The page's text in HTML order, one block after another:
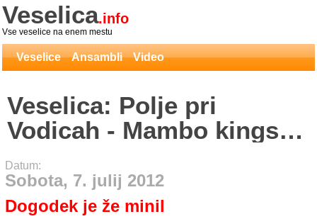
Veselica.info
Vse veselice na enem mestu
Veselice Ansambli Video
Veselica: Polje pri
Vodicah - Mambo kings,
DJ Dady, Korado in
Franci Peternel s pevko
Anito
Datum:
Sobota, 7. julij 2012
Dogodek je že minil